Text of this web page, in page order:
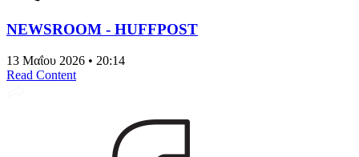
NEWSROOM - HUFFPOST
13 Μαΐου 2026 • 20:14
Read Content